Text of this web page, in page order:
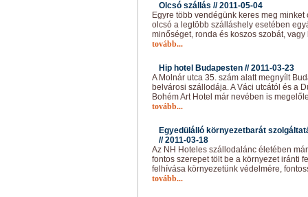
Olcsó szállás //2011-05-04
Egyre több vendégünk keres meg
olcsó a legtöbb szálláshely esetében
minőséget, ronda és koszos szobát,
tovább...
Hip hotel Budapesten //2011-03-23
A Molnár utca 35. szám alatt megnyílt
belvárosi szállodája. A Váci utcától és a
Bohém Art Hotel már nevében is
tovább...
Egyedülálló környezetbarát
//2011-03-18
Az NH Hoteles szállodalánc életében
fontos szerepet tölt be a környezet iránti
felhívása környezetünk védelmére,
tovább...